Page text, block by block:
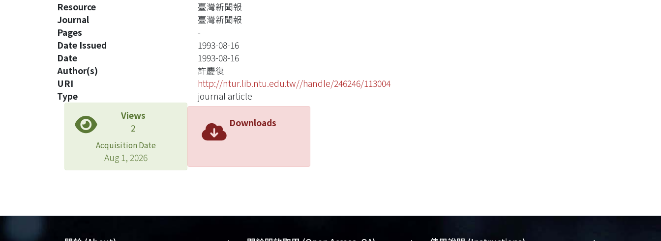
Resource
臺灣新聞報
Journal
臺灣新聞報
Pages
-
Date Issued
1993-08-16
Date
1993-08-16
Author(s)
許慶復
URI
http://ntur.lib.ntu.edu.tw//handle/246246/113004
Type
journal article
Views
2
Acquisition Date
Aug 1, 2026
Downloads